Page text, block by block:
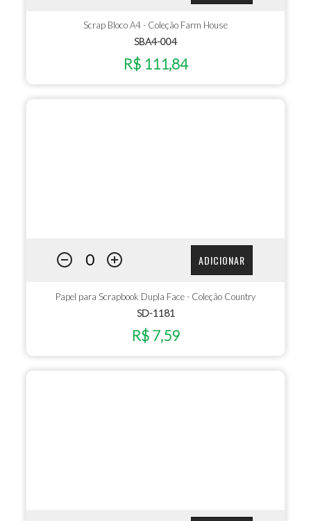
Scrap Bloco A4 - Coleção Farm House
SBA4-004
R$ 111,84
ADICIONAR
Papel para Scrapbook Dupla Face - Coleção Country
SD-1181
R$ 7,59